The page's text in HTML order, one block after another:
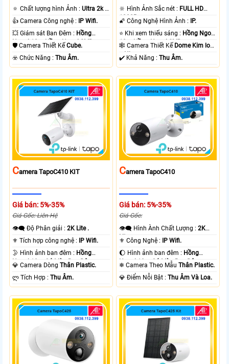
🔅 Chất lượng hình Ảnh :Ultra 2k +
.
👍 Camera Công nghệ :
IP Wifi.
💥 Giám sát Ban Đêm : Hồng
Ngoại 10m Hồng Ngoại SMD.
🛡 Camera Thiết KếCube.
️☣️ Chức Năng :Thu Âm.
🔆 Hình Ảnh Sắc nét : FULL HD
1080P .
🌠 Công Nghệ Hình Ảnh :
IP.
⭐ Khi xem thiếu sáng : Hồng Ngoại
10m Hồng Ngoại SMD.
🕸️ Camera Thiết Kế Dome Kim loại
+ Nhựa.
️✔️ Khả Năng :Thu Âm.
CAmera TapoC410 KIT
Giá bán: 5%-35%
Giá Gốc: Liên Hệ
👁️‍🗨 Độ Phân giải :2K Lite .
⚜️ Tích hợp công nghệ : IP Wifi.
🌛 Hình ảnh ban đêm : Hồng
Ngoại 10m Có Màu Ban Ðêm.
💎 Camera DòngThân Plastic.
️ლ Tích Hợp :Thu Âm.
CAmera TapoC410
Giá bán: 5%-35%
Giá Gốc:
👁️‍🗨 Hình Ành Chất Lượng :2K
Lite .
⚜️ Công Nghệ : IP Wifi.
🌔 Hình ảnh ban đêm : Hồng
Ngoại 10m Có Màu Ban Ðêm.
❄ Camera Theo MẫuThân Plastic.
️💎 Điểm Nỗi Bật :Thu Âm Và Loa.